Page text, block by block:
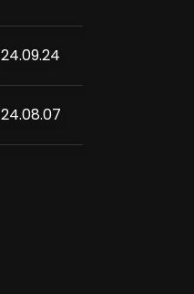
24.09.24
24.08.07